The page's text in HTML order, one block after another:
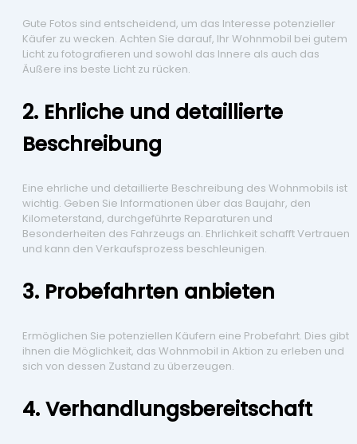
Gute Fotos sind entscheidend, um das Interesse potenzieller
Käufer zu wecken. Achten Sie darauf, Ihr Wohnmobil bei gutem
Licht zu fotografieren und sowohl das Innere als auch das
Äußere ins beste Licht zu rücken.
2. Ehrliche und detaillierte
Beschreibung
Eine ehrliche und detaillierte Beschreibung des Wohnmobils ist
wichtig. Geben Sie Informationen über das Baujahr, den
Kilometerstand, durchgeführte Reparaturen und
Besonderheiten des Fahrzeugs an. Ehrlichkeit schafft Vertrauen
und kann den Verkaufsprozess beschleunigen.
3. Probefahrten anbieten
Ermöglichen Sie potenziellen Käufern eine Probefahrt. Dies gibt
ihnen die Möglichkeit, das Wohnmobil in Aktion zu erleben und
sich von dessen Zustand zu überzeugen.
4. Verhandlungsbereitschaft